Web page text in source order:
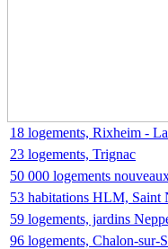
18 logements, Rixheim -
23 logements, Trignac
50 000 logements
53 habitations HLM, Saint
59 logements, jardins
96 logements, Chalon-sur-